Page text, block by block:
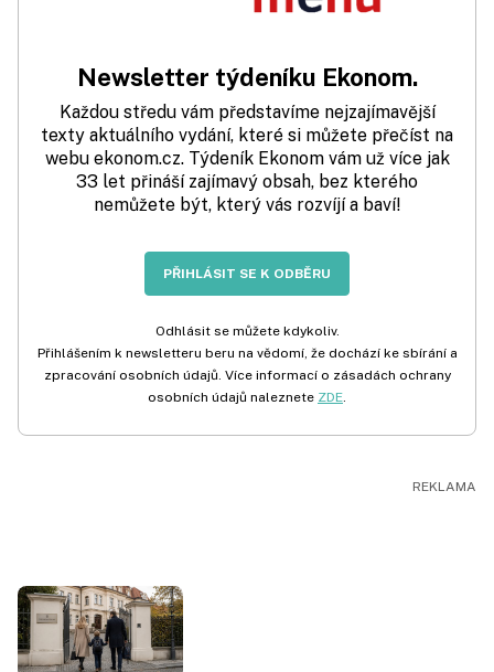
Newsletter týdeníku Ekonom.
Každou středu vám představíme nejzajímavější
texty aktuálního vydání, které si můžete přečíst na
webu ekonom.cz. Týdeník Ekonom vám už více jak
33 let přináší zajímavý obsah, bez kterého
nemůžete být, který vás rozvíjí a baví!
PŘIHLÁSIT SE K ODBĚRU
Odhlásit se můžete kdykoliv.
Přihlášením k newsletteru beru na vědomí, že dochází ke sbírání a
zpracování osobních údajů. Více informací o zásadách ochrany
osobních údajů naleznete ZDE.